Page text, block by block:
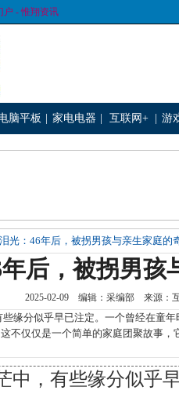
户 - 惟翔资讯
脑平板 家电电器 互联网+ 游
光：46年后，被拐男孩与亲生家庭的
后，被拐男孩
2025-02-09 编辑：采编部 来源
分似乎早已注定。一个曾经在童年
不仅仅是一个简单的家庭团聚故事
中，有些缘分似乎